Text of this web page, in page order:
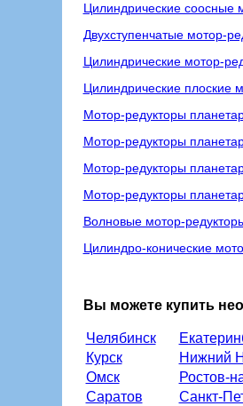
Цилиндрические соосные
Двухступенчатые
Цилиндрические мотор-
Цилиндрические плоские
Мотор-редукторы
Мотор-редукторы
Мотор-редукторы
Мотор-редукторы
Волновые мотор-
Цилиндро-конические
Вы можете купить
Челябинск
Курск
Нижний
Омск
Ростов-
Саратов
Санкт-